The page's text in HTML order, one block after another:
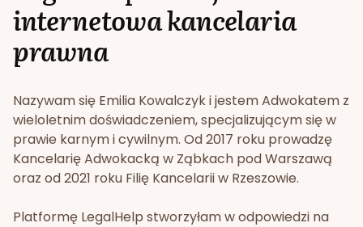
internetowa kancelaria
prawna
Nazywam się Emilia Kowalczyk i jestem Adwokatem z
wieloletnim doświadczeniem, specjalizującym się w
prawie karnym i cywilnym. Od 2017 roku prowadzę
Kancelarię Adwokacką w Ząbkach pod Warszawą
oraz od 2021 roku Filię Kancelarii w Rzeszowie.
Platformę LegalHelp stworzyłam w odpowiedzi na